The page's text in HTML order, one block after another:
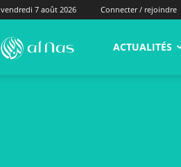
vendredi 7 août 2026 Connecter / rejoindre
alNas.fr ACTUALITÉS